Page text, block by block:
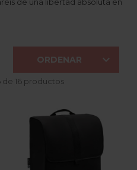
ORDENAR 
de 16 productos